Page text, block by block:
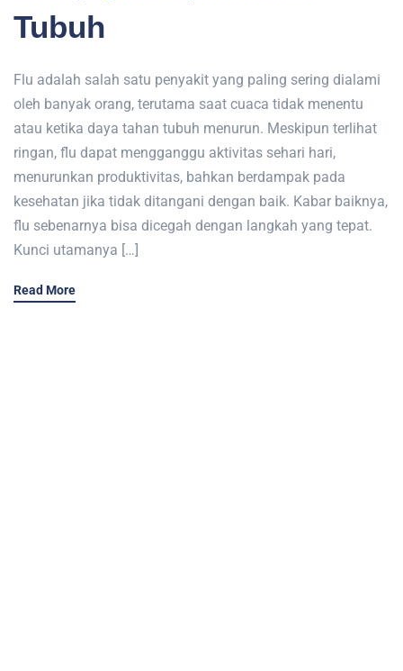
Tubuh
Flu adalah salah satu penyakit yang paling sering dialami
oleh banyak orang, terutama saat cuaca tidak menentu
atau ketika daya tahan tubuh menurun. Meskipun terlihat
ringan, flu dapat mengganggu aktivitas sehari hari,
menurunkan produktivitas, bahkan berdampak pada
kesehatan jika tidak ditangani dengan baik. Kabar baiknya,
flu sebenarnya bisa dicegah dengan langkah yang tepat.
Kunci utamanya […]
Read More